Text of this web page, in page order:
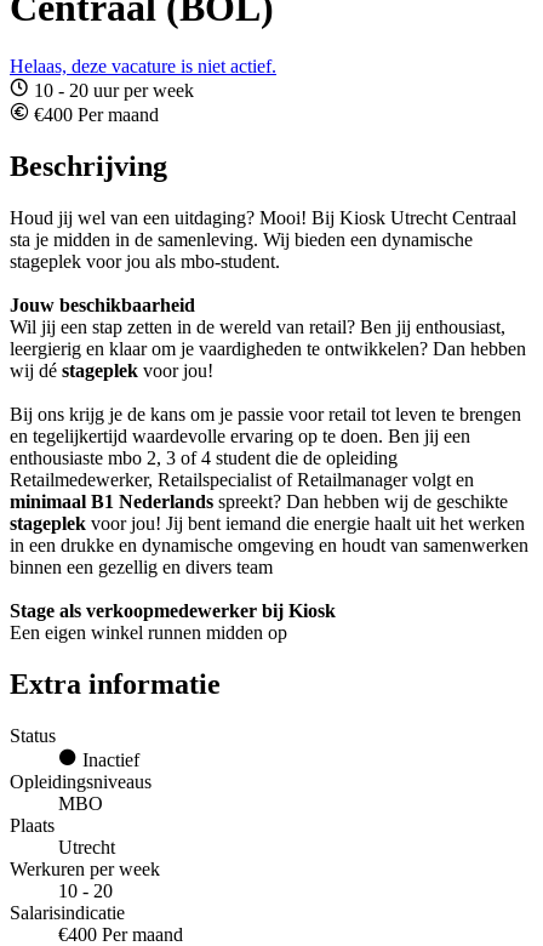
Helaas, deze vacature is niet actief.
10 - 20 uur per week
€400 Per maand
Beschrijving
Houd jij wel van een uitdaging? Mooi! Bij Kiosk Utrecht Centraal
sta je midden in de samenleving. Wij bieden een dynamische
stageplek voor jou als mbo-student.
Jouw beschikbaarheid
Wil jij een stap zetten in de wereld van retail? Ben jij enthousiast,
leergierig en klaar om je vaardigheden te ontwikkelen? Dan hebben
wij dé stageplek voor jou!
Bij ons krijg je de kans om je passie voor retail tot leven te brengen
en tegelijkertijd waardevolle ervaring op te doen. Ben jij een
enthousiaste mbo 2, 3 of 4 student die de opleiding
Retailmedewerker, Retailspecialist of Retailmanager volgt en
minimaal B1 Nederlands spreekt? Dan hebben wij de geschikte
stageplek voor jou! Jij bent iemand die energie haalt uit het werken
in een drukke en dynamische omgeving en houdt van samenwerken
binnen een gezellig en divers team
Stage als verkoopmedewerker bij Kiosk
Een eigen winkel runnen midden op
Extra informatie
Status
Inactief
Opleidingsniveaus
MBO
Plaats
Utrecht
Werkuren per week
10 - 20
Salarisindicatie
€400 Per maand